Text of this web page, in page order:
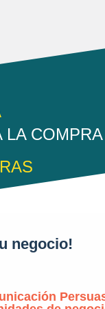
LA COMPRA
negocio!